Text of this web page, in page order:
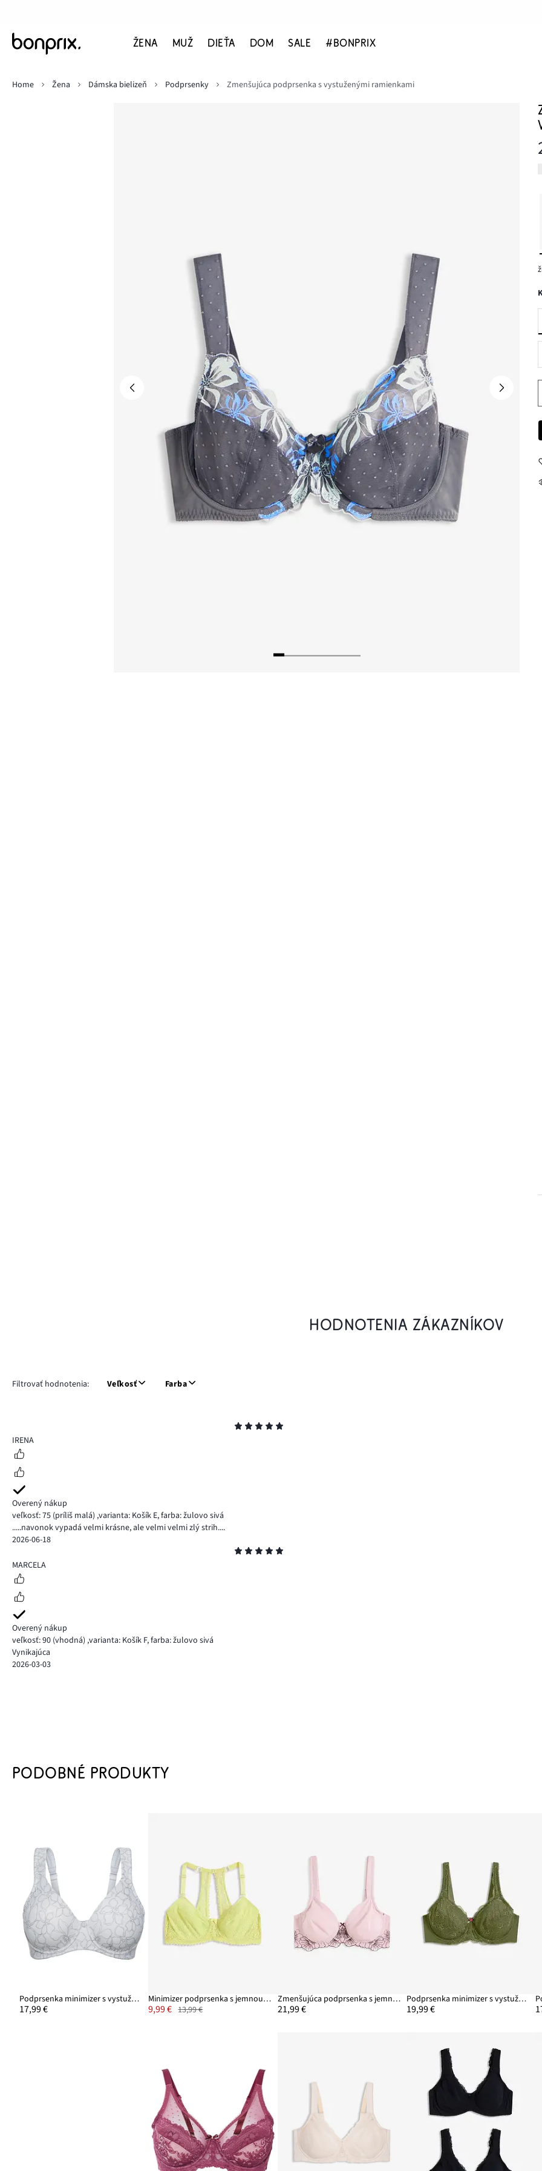
ŽENA MUŽ DIEŤA DOM SALE #BONPRIX
Home
Žena Dámska bielizeň Podprsenky Zmenšujúca podprsenka s vystuženými ramienkami
HODNOTENIA ZÁKAZNÍKOV
Filtrovať hodnotenia: Veľkosť Farba
5
IRENA
Overený nákup
veľkosť: 75 (príliš malá) ,varianta: Košík E,farba: žulovo sivá
.....navonok vypadá velmi krásne, ale velmi velmi zlý strih....
2026-06-18
5
MARCELA
Overený nákup
veľkosť: 90 (vhodná) ,varianta: Košík F,farba: žulovo sivá
Vynikajúca
2026-03-03
PODOBNÉ PRODUKTY
Podprsenka minimizer s vystuženými kosticami
17,99 €
Minimizer podprsenka s jemnou čipkou
9,99 € 13,99 €
Zmenšujúca podprsenka s jemnou výšivkou
21,99 €
Podprsenka minimizer s vystuženými ramienkami
19,99 €